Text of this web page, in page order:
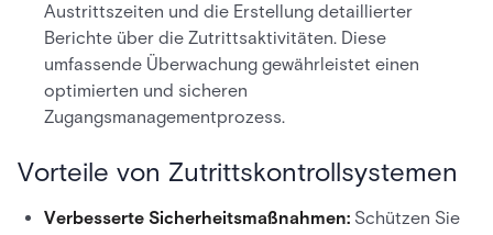
Austrittszeiten und die Erstellung detaillierter
Berichte über die Zutrittsaktivitäten. Diese
umfassende Überwachung gewährleistet einen
optimierten und sicheren
Zugangsmanagementprozess.
Vorteile von Zutrittskontrollsystemen
Verbesserte Sicherheitsmaßnahmen: Schützen Sie